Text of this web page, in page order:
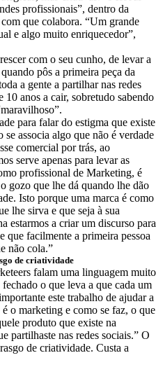
profissionais”, dentro da
que colabora. “Um grande
e algo muito enriquecedor”,
com o seu cunho, de levar a
pôs a primeira peça da
a gente a partilhar nas redes
10 anos a cair, sobretudo sabendo
para falar do estigma que existe
associa algo que não é verdade
comercial por trás, ao
serve apenas para levar as
profissional de Marketing, é
gozo que lhe dá quando lhe dão
Isto porque uma marca é como
lhe sirva e que seja à sua
estarmos a criar um discurso para
que facilmente a primeira pessoa
não cola.”
de criatividade
falam uma linguagem muito
o que leva a que cada um
este trabalho de ajudar a
o marketing e como se faz, o que
produto que existe na
partilhaste nas redes sociais.” O
de criatividade. Custa a